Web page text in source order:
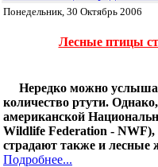
Понедельник, 30 Октябрь 2006
Лесные птицы
Нередко можно
количество ртути.
американской
Wildlife Federation - NWF),
страдают также и лесные
Подробнее...